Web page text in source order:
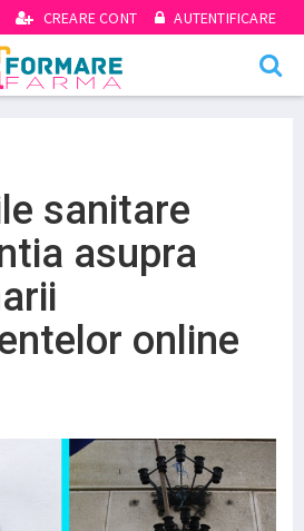
CREARE CONT AUTENTIFICARE
sanitare
asupra
online